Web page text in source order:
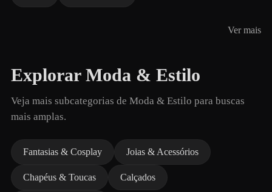
Ver mais
Explorar Moda & Estilo
Veja mais subcategorias de Moda & Estilo para buscas
mais amplas.
Fantasias & Cosplay Joias & Acessórios
Chapéus & Toucas Calçados